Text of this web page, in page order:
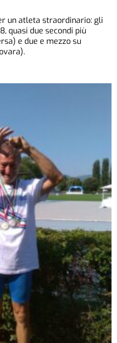
un atleta straordinario: gli
quasi due secondi più
e due e mezzo su